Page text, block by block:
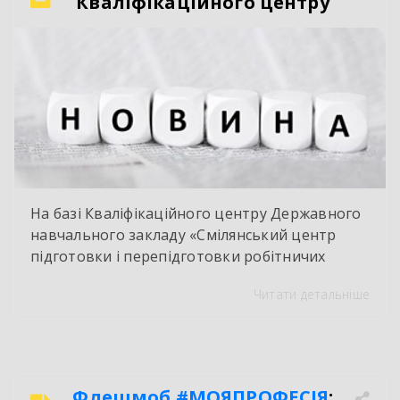
На базі Кваліфікаційного центру Державного
навчального закладу «Смілянський центр
підготовки і перепідготовки робітничих
оцінювання і визнання результатів
присвоєння ІІ-го розряду з професії «Слюсар –
Читати детальніше